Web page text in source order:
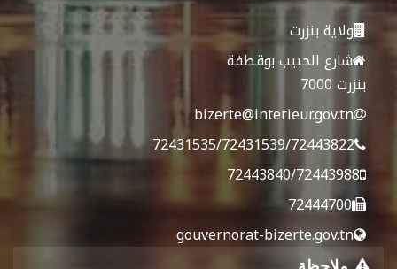
ولاية بنزرت
شارع الحبيب بوقطفة
بنزرت 7000
bizerte@interieur.gov.tn
72431535/72431539/72443822
72443840/72443988
72444700
gouvernorat-bizerte.gov.tn